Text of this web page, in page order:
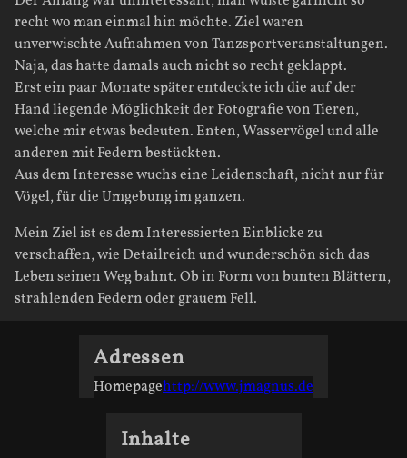
recht wo man einmal hin möchte. Ziel waren
unverwischte Aufnahmen von Tanzsportveranstaltungen.
Naja, das hatte damals auch nicht so recht geklappt.
Erst ein paar Monate später entdeckte ich die auf der
Hand liegende Möglichkeit der Fotografie von Tieren,
welche mir etwas bedeuten. Enten, Wasservögel und alle
anderen mit Federn bestückten.
Aus dem Interesse wuchs eine Leidenschaft, nicht nur für
Vögel, für die Umgebung im ganzen.
Mein Ziel ist es dem Interessierten Einblicke zu
verschaffen, wie Detailreich und wunderschön sich das
Leben seinen Weg bahnt. Ob in Form von bunten Blättern,
strahlenden Federn oder grauem Fell.
Adressen
Homepagehttp://www.jmagnus.de
Inhalte